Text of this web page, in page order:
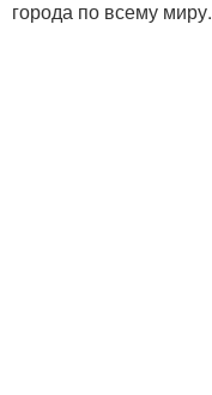
города по всему миру.